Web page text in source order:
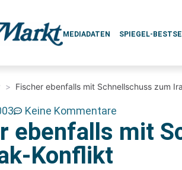
MEDIADATEN SPIEGEL-
> Fischer ebenfalls mit Schnellschuss zum
Keine Kommentare
ebenfalls mit
Konflikt